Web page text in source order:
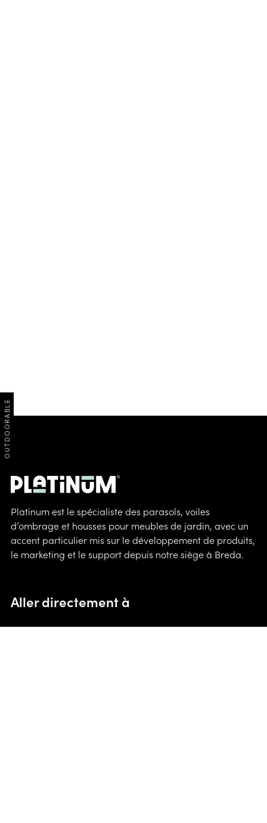
OUTDOORABLE
Platinum est le spécialiste des parasols, voiles
d’ombrage et housses pour meubles de jardin, avec un
accent particulier mis sur le développement de produits,
le marketing et le support depuis notre siège à Breda.
Aller directement à
Notre purpos